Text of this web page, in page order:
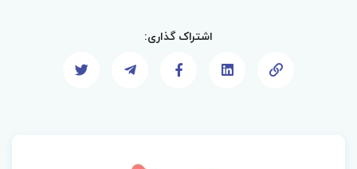
اشتراک گذاری: